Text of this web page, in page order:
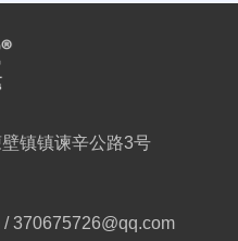
镇镇谏辛公路3号
370675726@qq.com